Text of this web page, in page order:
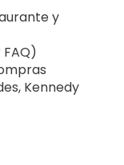
y
Kennedy